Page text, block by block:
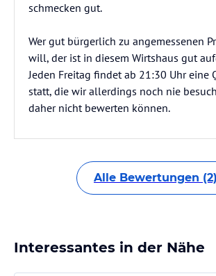
schmecken gut.
Wer gut bürgerlich zu angemessenen
will, der ist in diesem Wirtshaus gut
Jeden Freitag findet ab 21:30 Uhr eine
statt, die wir allerdings noch nie
daher nicht bewerten können.
Alle Bewertungen (2)
Interessantes in der Nähe